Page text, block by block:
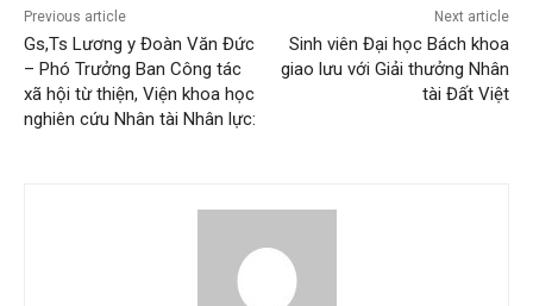
Previous article
Gs,Ts Lương y Đoàn Văn Đức
– Phó Trưởng Ban Công tác
xã hội từ thiện, Viện khoa học
nghiên cứu Nhân tài Nhân lực:
Next article
Sinh viên Đại học Bách khoa
giao lưu với Giải thưởng Nhân
tài Đất Việt